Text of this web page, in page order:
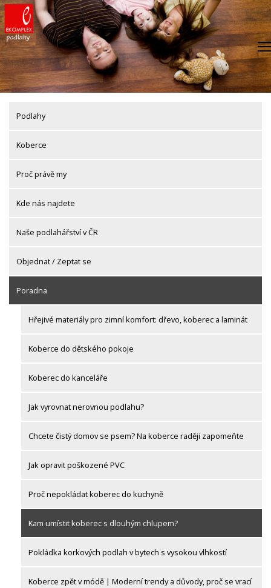
Skip
to
content
Podlahy
Koberce
Proč právě my
Kde nás najdete
Naše podlahářství v ČR
Objednat / Zeptat se
Poradna
Hřejivé materiály pro zimní komfort: dřevo, koberec a laminát
Koberce do dětského pokoje
Koberec do kanceláře
Jak vyrovnat nerovnou podlahu?
Chcete čistý domov se psem? Na koberce raději zapomeňte
Jak opravit poškozené PVC
Proč nepokládat koberec do kuchyně
Kam umístit koberec s dlouhým chlupem?
Pokládka korkových podlah v bytech s vysokou vlhkostí
Koberce zpět v módě | Moderní trendy a důvody, proč se vrací